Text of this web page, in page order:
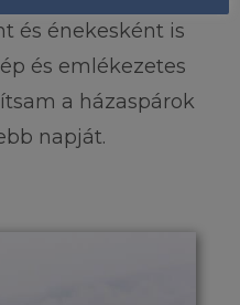
és énekesként is
és emlékezetes
a házaspárok
napját.